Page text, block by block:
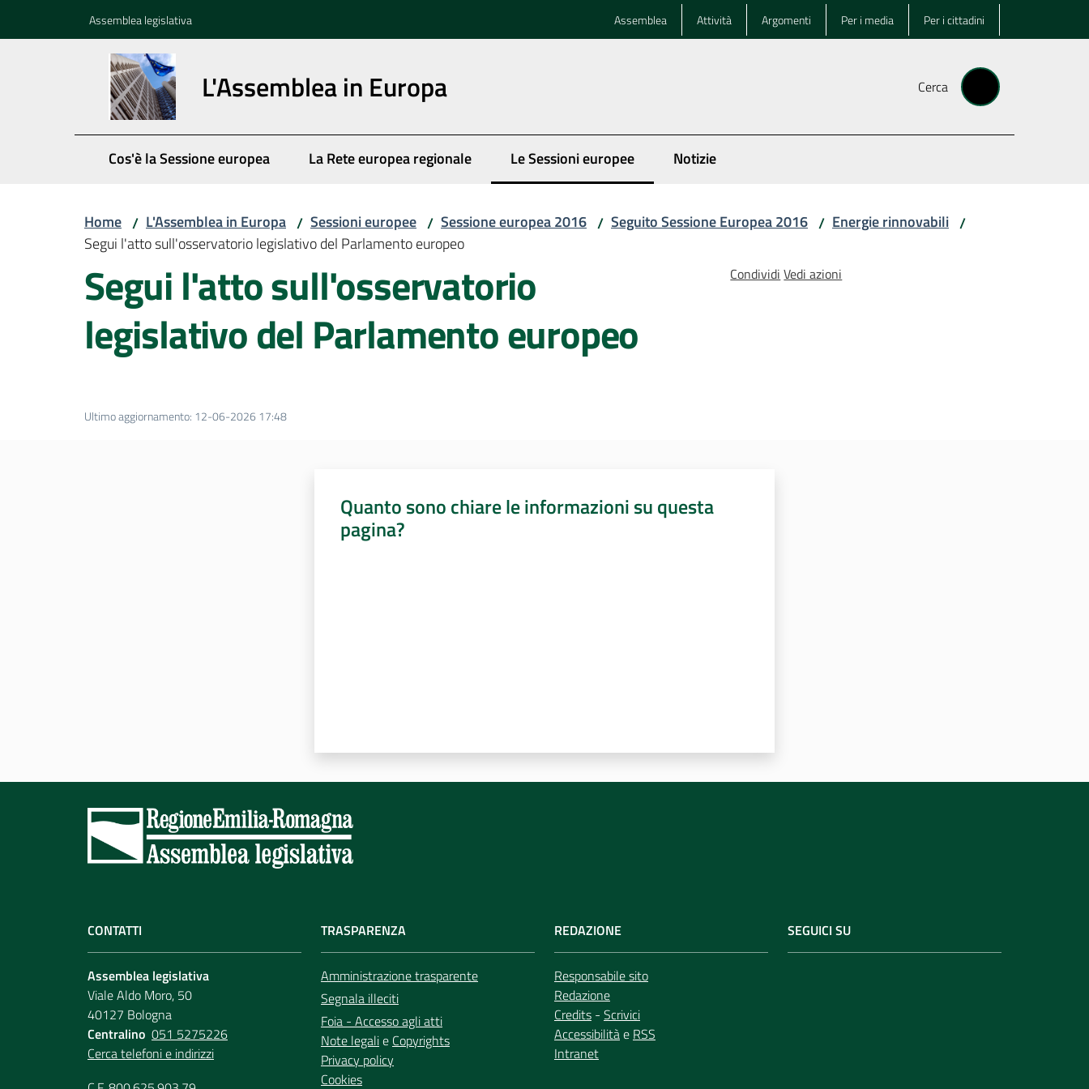
Assemblea legislativa Assemblea Attività Argomenti Per i media Per i cittadini
L'Assemblea in Europa Cerca
Cos'è la Sessione europea La Rete europea regionale Le Sessioni europee
Menu selezionato Notizie
Home / L'Assemblea in Europa / Sessioni europee / Sessione europea 2016 / Seguito Sessione Europea 2016 / Energie rinnovabili /
Segui l'atto sull'osservatorio legislativo del Parlamento europeo
Segui l'atto sull'osservatorio
legislativo del Parlamento europeo
Condividi Vedi azioni
Ultimo aggiornamento: 12-06-2026 17:48
Quanto sono chiare le informazioni su questa
pagina?
CONTATTI
Assemblea legislativa
Viale Aldo Moro, 50
40127 Bologna
Centralino 051 5275226
Cerca telefoni e indirizzi
TRASPARENZA
Amministrazione trasparente
Segnala illeciti
Foia - Accesso agli atti
Note legalie Copyrights
Privacy policy
Cookies
REDAZIONE
Responsabile sito
Redazione
Credits - Scrivici
Accessibilitàe RSS
Intranet
SEGUICI SU